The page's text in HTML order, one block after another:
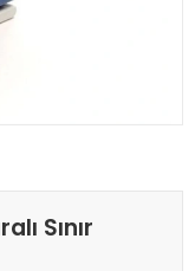
Sınır